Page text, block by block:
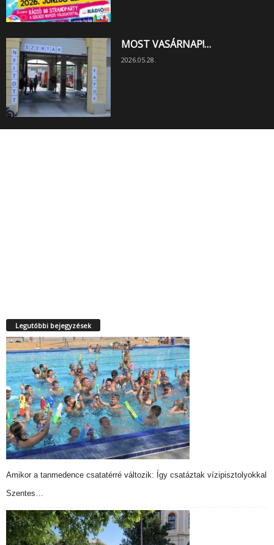
MOST VASÁRNAP!…
2026.05.28.
Legutóbbi bejegyzések
Amikor a tanmedence csatatérré változik: Így csatáztak vízipisztolyokkal
Szentes…